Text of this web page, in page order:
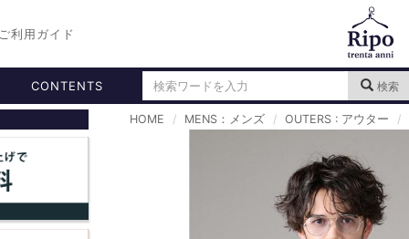
ご利用ガイド
CONTENTS 検索
HOME MENS：メンズ OUTERS : アウター